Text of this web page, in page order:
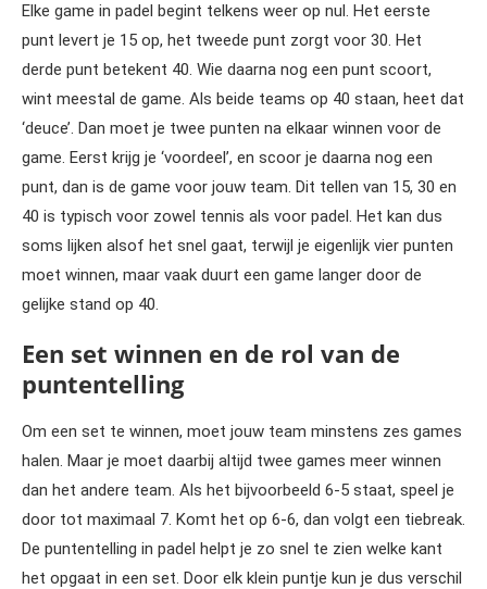
Elke game in padel begint telkens weer op nul. Het eerste
punt levert je 15 op, het tweede punt zorgt voor 30. Het
derde punt betekent 40. Wie daarna nog een punt scoort,
wint meestal de game. Als beide teams op 40 staan, heet dat
‘deuce’. Dan moet je twee punten na elkaar winnen voor de
game. Eerst krijg je ‘voordeel’, en scoor je daarna nog een
punt, dan is de game voor jouw team. Dit tellen van 15, 30 en
40 is typisch voor zowel tennis als voor padel. Het kan dus
soms lijken alsof het snel gaat, terwijl je eigenlijk vier punten
moet winnen, maar vaak duurt een game langer door de
gelijke stand op 40.
Een set winnen en de rol van de
puntentelling
Om een set te winnen, moet jouw team minstens zes games
halen. Maar je moet daarbij altijd twee games meer winnen
dan het andere team. Als het bijvoorbeeld 6-5 staat, speel je
door tot maximaal 7. Komt het op 6-6, dan volgt een tiebreak.
De puntentelling in padel helpt je zo snel te zien welke kant
het opgaat in een set. Door elk klein puntje kun je dus verschil